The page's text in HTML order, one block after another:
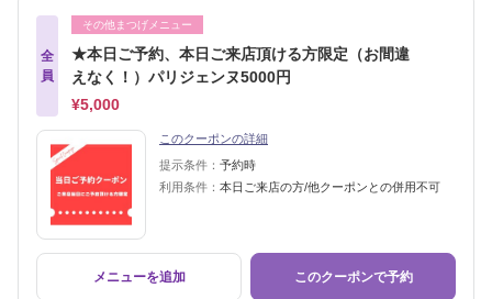
全
員
その他まつげメニュー
★本日ご予約、本日ご来店頂ける方限定（お間違
えなく！）パリジェンヌ5000円
¥5,000
このクーポンの詳細
提示条件： 予約時
利用条件： 本日ご来店の方/他クーポンとの併用不可
メニューを追加 このクーポンで予約